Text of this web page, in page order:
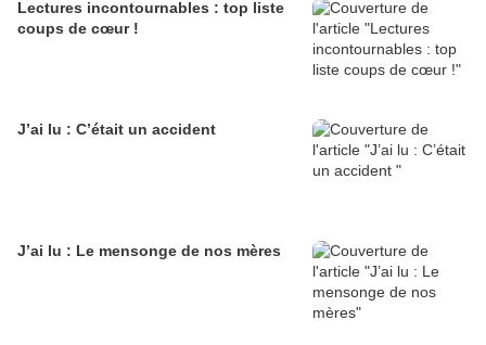
Lectures incontournables : top liste
coups de cœur !
J’ai lu : C’était un accident
J’ai lu : Le mensonge de nos mères